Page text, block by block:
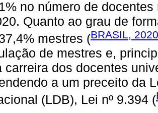
no número de
Quanto ao grau de
mestres (BRASIL, 2020
de mestres e,
carreira dos docentes
a um preceito da
(LDB), Lei nº 9.394 (